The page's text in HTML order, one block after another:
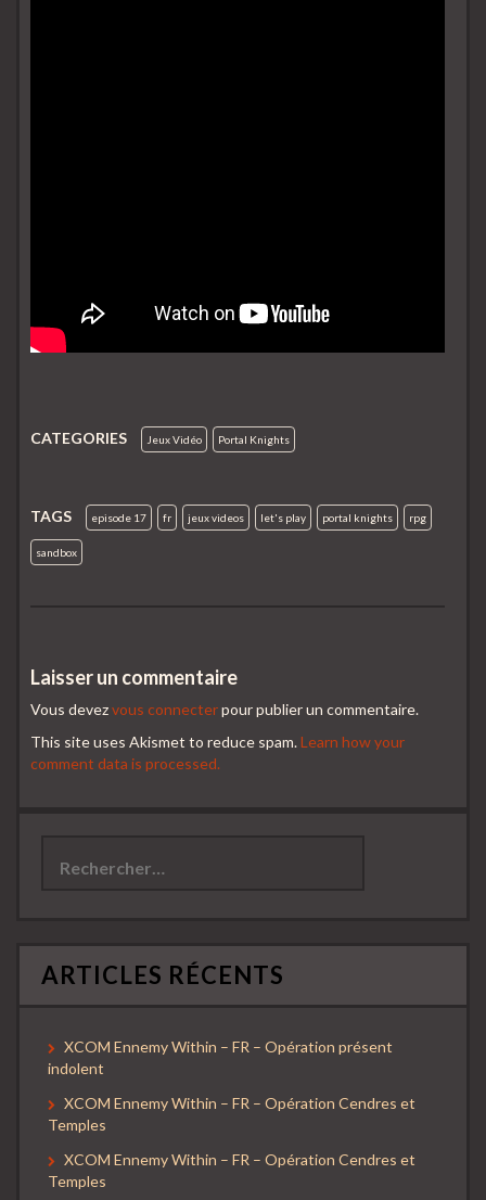
CATEGORIES Jeux Vidéo Portal Knights
TAGS episode 17 fr jeux videos let's play portal knights rpg
sandbox
Laisser un commentaire
Vous devezvous connecterpour publier un commentaire.
This site uses Akismet to reduce spam.Learn how your
comment data is processed.
ARTICLES RÉCENTS
XCOM Ennemy Within – FR – Opération présent
indolent
XCOM Ennemy Within – FR – Opération Cendres et
Temples
XCOM Ennemy Within – FR – Opération Cendres et
Temples